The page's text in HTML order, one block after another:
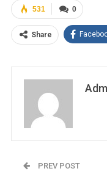
0
531
Share
PREV POST